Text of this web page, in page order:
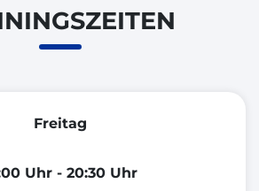
Freitag
Uhr - 20:30 Uhr